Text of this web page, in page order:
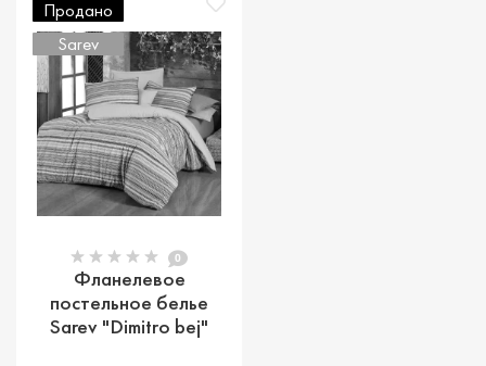
Продано
Sarev
0
Фланелевое
постельное белье
Sarev "Dimitro bej"